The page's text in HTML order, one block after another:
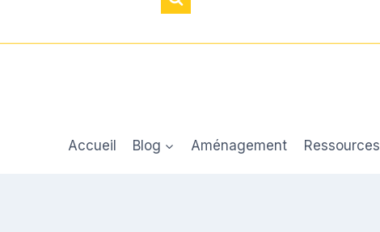
Accueil Blog Aménagement Ressources